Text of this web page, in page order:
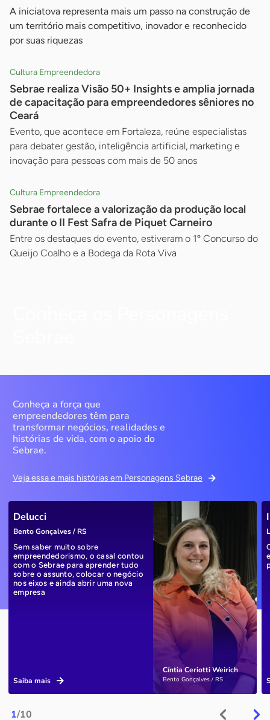
A iniciatova representa mais um passo na construção de
um território mais competitivo, inovador e reconhecido
por suas riquezas
Cultura Empreendedora
Sebrae realiza Visão 50+ Insights e amplia jornada
de capacitação para empreendedores sêniores no
Ceará
Evento, que acontece em Fortaleza, reúne especialistas
para debater gestão, inteligência artificial, marketing e
inovação para pessoas com mais de 50 anos
Cultura Empreendedora
Sebrae fortalece a valorização da produção local
durante o II Fest Safra de Piquet Carneiro
Entre os destaques do evento, estiveram o 1º Concurso do
Queijo Coalho e a Bodega da Rota Viva
Conheça a força que
empreendedores têm para
transformar negócios, realidades e
histórias de vida, com o apoio do
Sebrae.
Veja essa e mais histórias em Personagens Sebrae
1/10
Cíntia Ceriotti Weirich
Bento Gonçalves / RS
Delucci
Bento Gonçalves / RS
Sem saber muito sobre
empreendedorismo, o casal contou
com o Sebrae para aprender tudo
sobre o assunto, colocar o negócio
nos eixos e ainda abrir uma nova
empresa
Saiba mais